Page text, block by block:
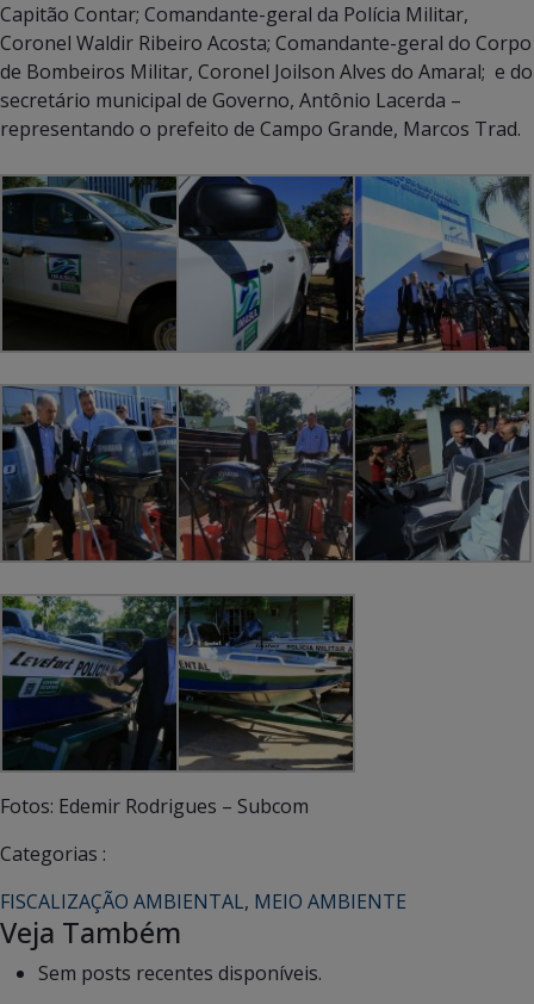
Capitão Contar; Comandante-geral da Polícia Militar,
Coronel Waldir Ribeiro Acosta; Comandante-geral do Corpo
de Bombeiros Militar, Coronel Joilson Alves do Amaral; e do
secretário municipal de Governo, Antônio Lacerda –
representando o prefeito de Campo Grande, Marcos Trad.
Fotos: Edemir Rodrigues – Subcom
Categorias :
FISCALIZAÇÃO AMBIENTAL, MEIO AMBIENTE
Veja Também
Sem posts recentes disponíveis.